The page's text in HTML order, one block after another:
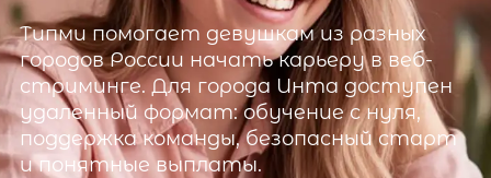
Типмипомогает девушкам из разных
городов России начать карьеру в веб-
стриминге. Для города Инта доступен
удаленный формат: обучение с нуля,
поддержка команды, безопасный старт
и понятные выплаты.